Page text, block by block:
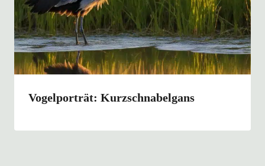
Vogelporträt: Kurzschnabelgans